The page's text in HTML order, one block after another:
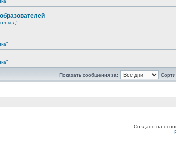
код"
Показать сообщения за:
Создано на